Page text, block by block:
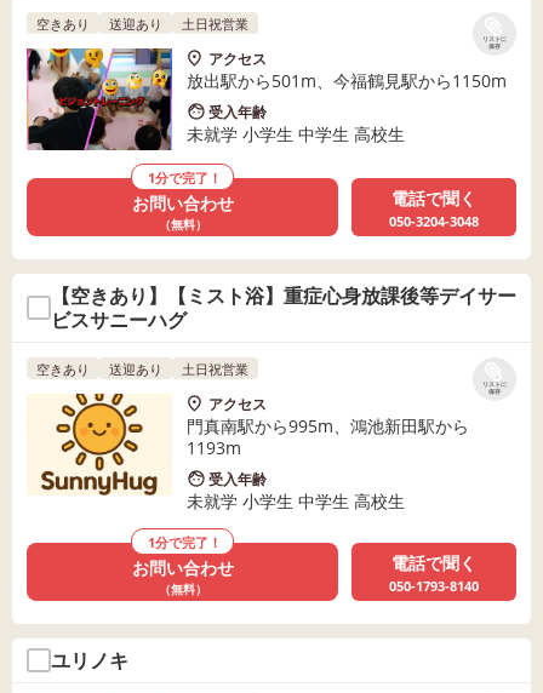
リストに
保存
空きあり 送迎あり 土日祝営業
アクセス
放出駅から501m、今福鶴見駅から1150m
受入年齢
未就学 小学生 中学生 高校生
1分で完了！
お問い合わせ
（無料）
電話で聞く
050-3204-3048
【空きあり】【ミスト浴】重症心身放課後等デイサー
ビスサニーハグ
リストに
保存
空きあり 送迎あり 土日祝営業
アクセス
門真南駅から995m、鴻池新田駅から
1193m
受入年齢
未就学 小学生 中学生 高校生
1分で完了！
お問い合わせ
（無料）
電話で聞く
050-1793-8140
ユリノキ